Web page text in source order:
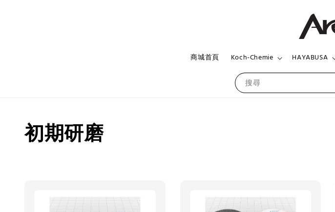
搜尋
商城首頁 Koch-Chemie HAYABUSA
初期研磨